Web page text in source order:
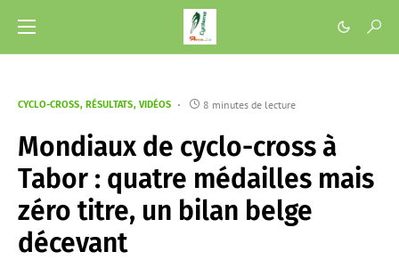
CYCLO-CROSS RÉSULTATS VIDÉOS 8 minutes de lecture
Mondiaux de cyclo-cross à
Tabor : quatre médailles mais
zéro titre, un bilan belge
décevant